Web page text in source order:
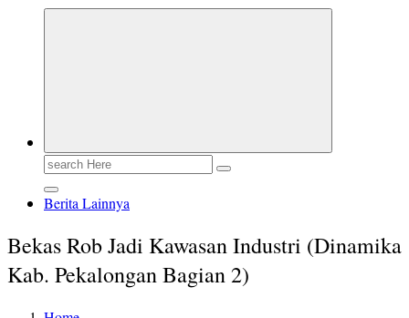
Search
Berita Lainnya
Bekas Rob Jadi Kawasan Industri (Dinamika
Kab. Pekalongan Bagian 2)